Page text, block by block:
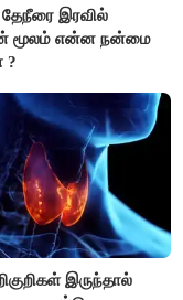
இரவில்
மூலம் என்ன நன்மை
?
இருந்தால்